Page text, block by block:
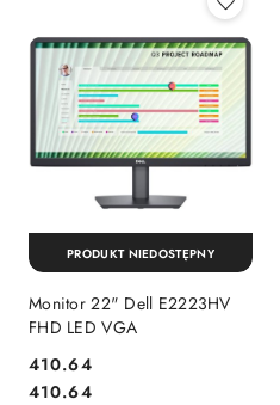
Monitor 22" Dell E2223HV
FHD LED VGA
Cena:
410.64
Cena:
410.64
PRODUKT NIEDOSTĘPNY